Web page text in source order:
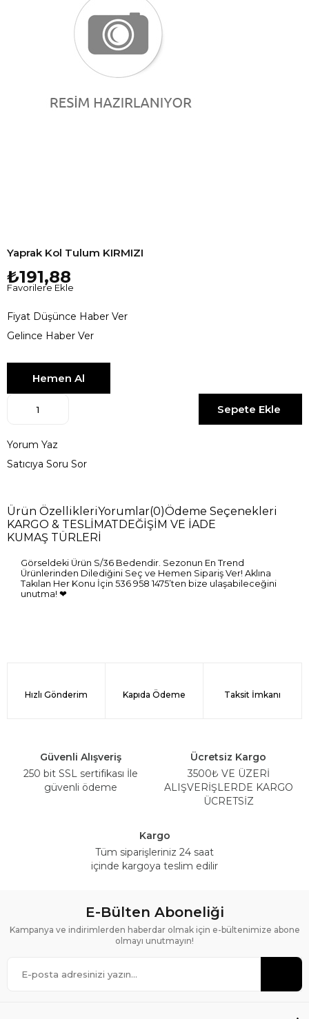
Yaprak Kol Tulum KIRMIZI
₺191,88
Favorilere Ekle
Fiyat Düşünce Haber Ver
Gelince Haber Ver
Yorum Yaz
Satıcıya Soru Sor
Ürün ÖzellikleriYorumlar(0)Ödeme Seçenekleri
KARGO & TESLİMAT DEĞİŞİM VE İADE
KUMAŞ TÜRLERİ
Görseldeki Ürün S/36 Bedendir. Sezonun En Trend
Ürünlerinden Dilediğini Seç ve Hemen Sipariş Ver! Aklına
Takılan Her Konu İçin 536 958 1475’ten bize ulaşabileceğini
unutma! ❤
Hızlı Gönderim Kapıda Ödeme Taksit İmkanı
Güvenli Alışveriş
250 bit SSL sertifikası İle
güvenli ödeme
Ücretsiz Kargo
3500₺ VE ÜZERİ
ALIŞVERİŞLERDE KARGO
ÜCRETSİZ
Kargo
Tüm siparişleriniz 24 saat
içinde kargoya teslim edilir
E-Bülten Aboneliği
Kampanya ve indirimlerden haberdar olmak için e-bültenimize abone
olmayı unutmayın!